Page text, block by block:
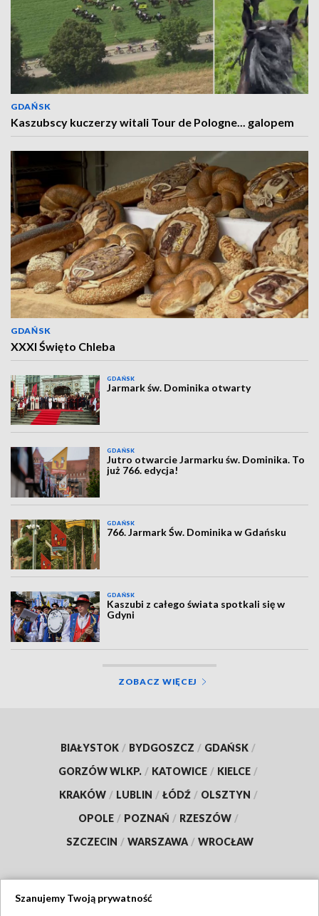
GDAŃSK
Kaszubscy kuczerzy witali Tour de Pologne... galopem
GDAŃSK
XXXI Święto Chleba
GDAŃSK
Jarmark św. Dominika otwarty
GDAŃSK
Jutro otwarcie Jarmarku św. Dominika. To
już 766. edycja!
GDAŃSK
766. Jarmark Św. Dominika w Gdańsku
GDAŃSK
Kaszubi z całego świata spotkali się w
Gdyni
ZOBACZ WIĘCEJ
BIAŁYSTOK / BYDGOSZCZ / GDAŃSK /
GORZÓW WLKP. / KATOWICE / KIELCE /
KRAKÓW / LUBLIN / ŁÓDŹ / OLSZTYN /
OPOLE / POZNAŃ / RZESZÓW /
SZCZECIN / WARSZAWA / WROCŁAW
Szanujemy Twoją prywatność